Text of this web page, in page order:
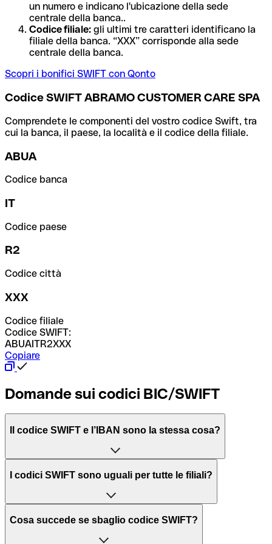
un numero e indicano l'ubicazione della sede
centrale della banca..
Codice filiale: gli ultimi tre caratteri identificano la
filiale della banca. “XXX” corrisponde alla sede
centrale della banca.
Scopri i bonifici SWIFT con Qonto
Codice SWIFT ABRAMO CUSTOMER CARE SPA
Comprendete le componenti del vostro codice Swift, tra
cui la banca, il paese, la località e il codice della filiale.
ABUA
Codice banca
IT
Codice paese
R2
Codice città
XXX
Codice filiale
Codice SWIFT:
ABUAITR2XXX
Copiare
Domande sui codici BIC/SWIFT
Il codice SWIFT e l’IBAN sono la stessa cosa?
L'acronimo SWIFT sta per “Society for Worldwide
per l’elaborazione dei pagamenti tra diversi Paesi.
Il BIC, invece, sta per “Bank Identifier Code” ed è una
I codici SWIFT sono uguali per tutte le filiali?
Dipende dalle banche. In alcuni casi le banche utilizzano
Cosa succede se sbaglio codice SWIFT?